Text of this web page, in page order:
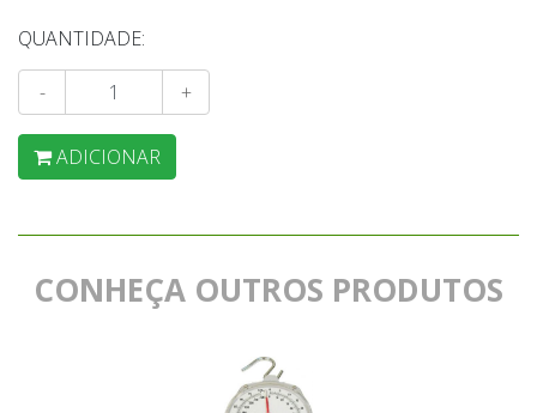
QUANTIDADE:
- +
ADICIONAR
CONHEÇA OUTROS PRODUTOS